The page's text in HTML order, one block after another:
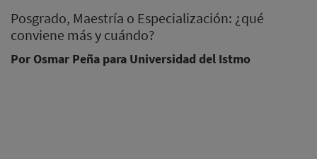
Posgrado, Maestría o Especialización: ¿qué
conviene más y cuándo?
Por Osmar Peña para Universidad del Istmo